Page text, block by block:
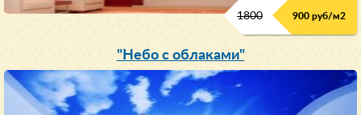
1800 900 руб/м2
"Небо с облаками"